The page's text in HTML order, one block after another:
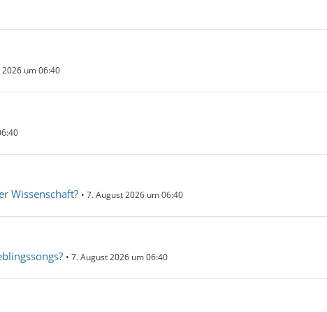
um 06:40
Wissenschaft? 7. August 2026 um 06:40
7. August 2026 um 06:40